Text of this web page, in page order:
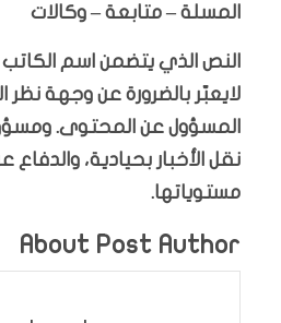
المسلة – متابعة – وكالات
النص الذي يتضمن اسم الكاتب
لايعبّر بالضرورة عن وجهة
المسؤول عن المحتوى.
نقل الأخبار بحيادية،
مستوياتها.
About Post Author